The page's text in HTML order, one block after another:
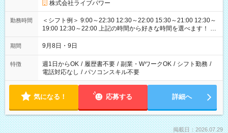
株式会社ライブパワー
勤務時間
＜シフト例＞ 9:00～22:30 12:30～22:00 15:30～21:00 12:30～
19:00 12:30～22:00 上記の時間から好きな時間を選べます！ ※
時間は変更となる可能性があります
期間 9月8日・9日
特徴 週1日からOK / 履歴書不要 / 副業・WワークOK / シフト勤務 /
電話対応なし / パソコンスキル不要
気になる！ 応募する 詳細へ
掲載日：2026.07.29